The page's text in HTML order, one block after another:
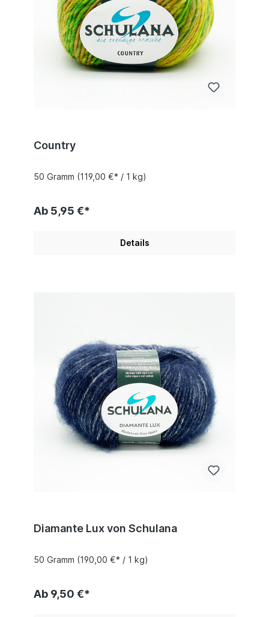
Country
50 Gramm (119,00 €* / 1 kg)
Ab 5,95 €*
Details
Diamante Lux von Schulana
50 Gramm (190,00 €* / 1 kg)
Ab 9,50 €*